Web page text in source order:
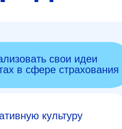
свои идеи
в сфере страхования
культуру